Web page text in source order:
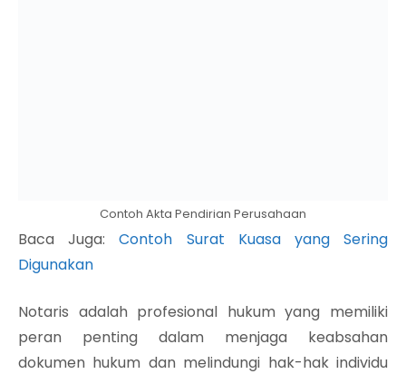
Contoh Akta Pendirian Perusahaan
Baca Juga:Contoh Surat Kuasa yang Sering
Digunakan
Notaris adalah profesional hukum yang memiliki
peran penting dalam menjaga keabsahan
dokumen hukum dan melindungi hak-hak individu